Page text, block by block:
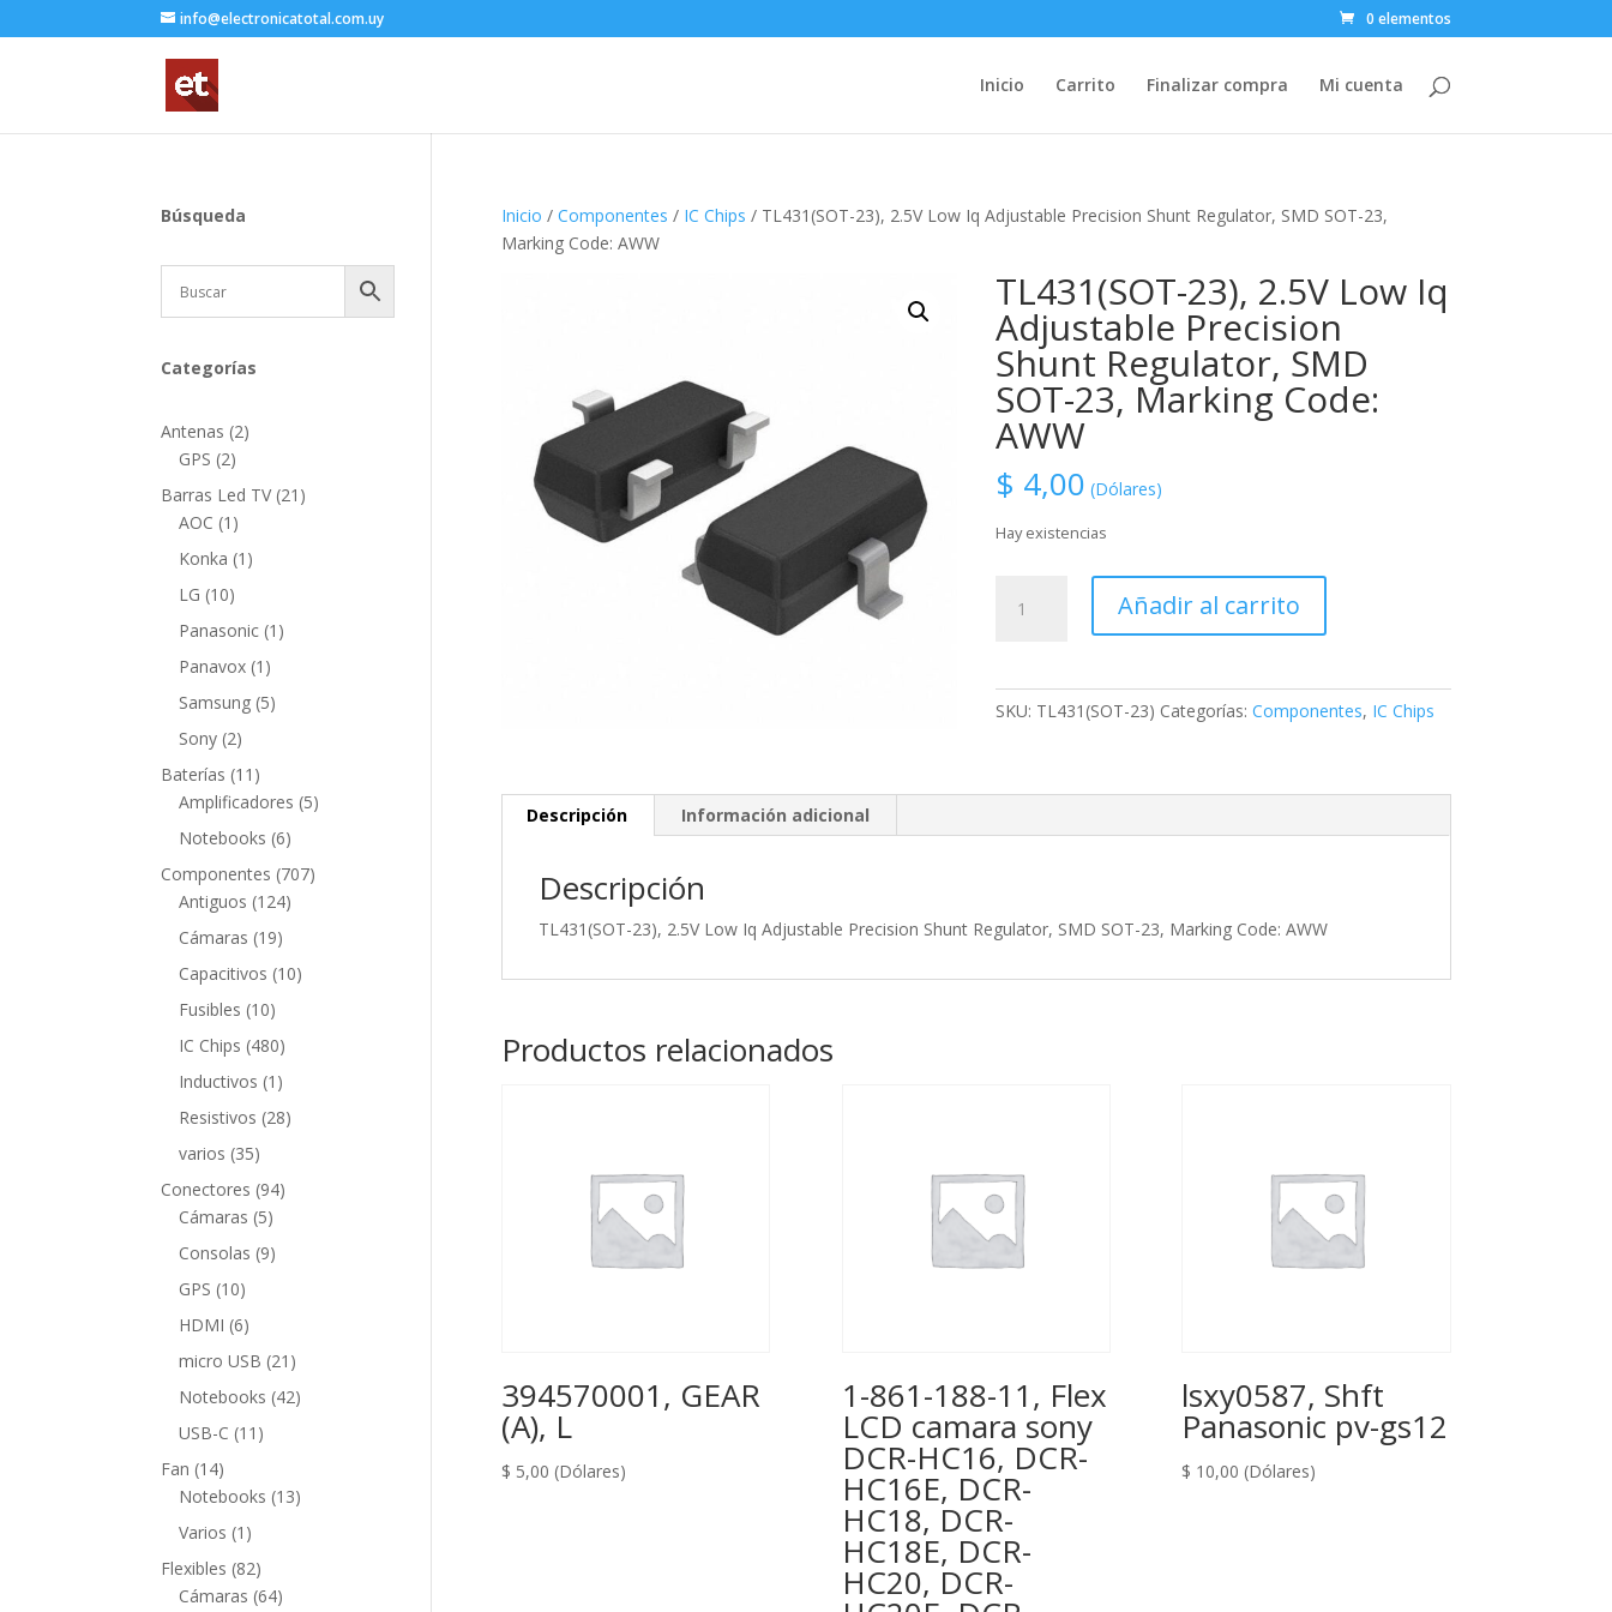
info@electronicatotal.com.uy 0 elementos
Inicio Carrito Finalizar compra Mi cuenta
Inicio / Componentes / IC Chips / TL431(SOT-23), 2.5V Low Iq Adjustable Precision Shunt Regulator, SMD SOT-23,
Marking Code: AWW
TL431(SOT-23), 2.5V Low Iq
Adjustable Precision
Shunt Regulator, SMD
SOT-23, Marking Code:
AWW
$ 4,00 (Dólares)
Hay existencias
23),
SMD
Marking
Code:
AWW
Añadir al carrito
SKU: TL431(SOT-23) Categorías: Componentes, IC Chips
Descripción Información adicional
Descripción
TL431(SOT-23), 2.5V Low Iq Adjustable Precision Shunt Regulator, SMD SOT-23, Marking Code: AWW
Productos relacionados
394570001, GEAR
(A), L
$ 5,00 (Dólares)
1-861-188-11, Flex
LCD camara sony
DCR-HC16, DCR-
HC16E, DCR-
HC18, DCR-
HC18E, DCR-
HC20, DCR-
lsxy0587, Shft
Panasonic pv-gs12
$ 10,00 (Dólares)
Búsqueda
Categorías
Antenas 22
GPS 22
productos
Barras Led TV 21 21
AOC 1 1
producto
Konka 1 1
LG 1010
productos
Panasonic 1 1
Panavox 1 1
producto
Samsung 55
Sony 22
productos
Baterías 11 11
productos
Amplificadores 55
Notebooks 66
productos
Componentes 707707
Antiguos 124124
Cámaras 1919
productos
Capacitivos 1010
Fusibles 1010
productos
IC Chips 480480
productos
Inductivos 1 1
producto
Resistivos 2828
varios 3535
productos
Conectores 9494
Cámaras 55
productos
Consolas 99
GPS 1010
productos
HDMI 66
productos
micro USB 21 21
productos
Notebooks 4242
USB-C 11 11
Fan 1414
productos
Notebooks 1313
Varios 1 1
producto
Flexibles 8282
productos
Cámaras 6464